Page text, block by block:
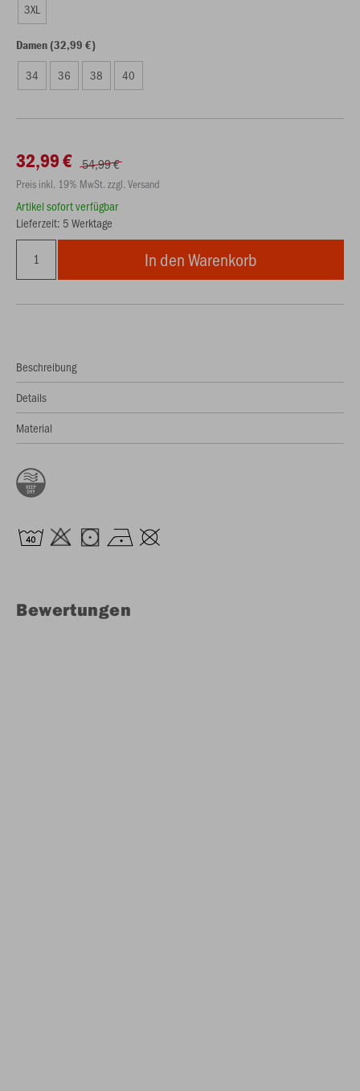
3XL
Damen (32,99 €)
34 36 38 40
32,99 € 54,99 €
Preis inkl. 19% MwSt. zzgl. Versand
Artikel sofort verfügbar
Lieferzeit: 5 Werktage
In den Warenkorb
Beschreibung
Details
Material
Bewertungen